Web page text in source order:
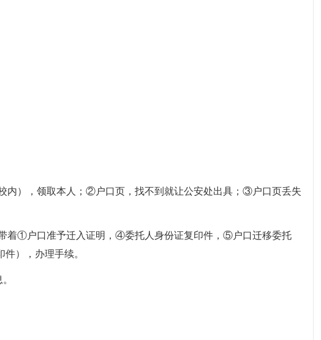
内），领取本人；②户口页，找不到就让公安处出具；③户口页丢失
着①户口准予迁入证明，④委托人身份证复印件，⑤户口迁移委托
），办理手续。